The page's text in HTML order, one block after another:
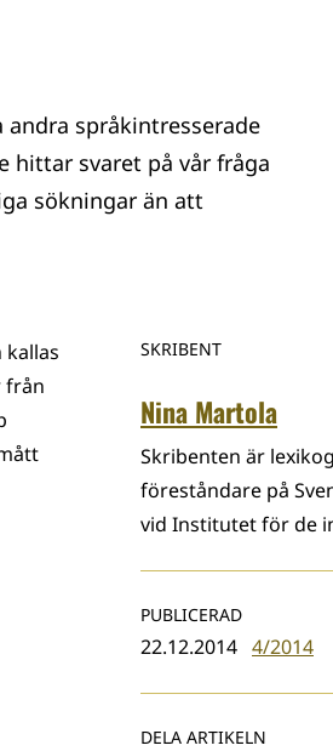
språkintresserade
hittar svaret på vår fråga
sökningar än att
SKRIBENT
Nina Martola
Skribenten är
föreståndare på
vid Institutet för de
PUBLICERAD
22.12.2014 4/2014
DELA ARTIKELN
från